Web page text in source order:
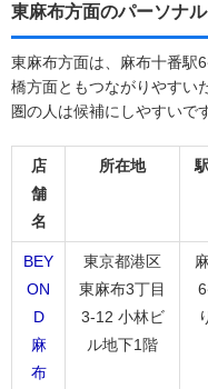
東麻布方面のパーソナ
東麻布方面は、麻布十番駅
橋方面ともつながりやすい
圏の人は候補にしやすいで
店
舗
名
所在地
BEY
ON
D
麻
布
東京都港区
東麻布3丁目
3-12 小林ビ
ル地下1階